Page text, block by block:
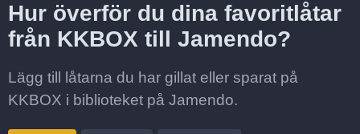
Hur överför du dina favoritlåtar
från KKBOX till Jamendo?
Lägg till låtarna du har gillat eller sparat på
KKBOX i biblioteket på Jamendo.